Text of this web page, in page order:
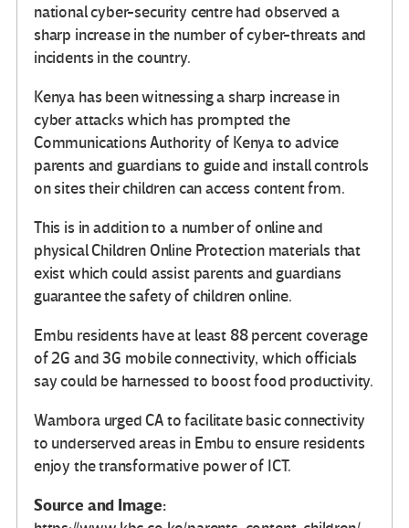
national cyber-security centre had observed a
sharp increase in the number of cyber-threats and
incidents in the country.
Kenya has been witnessing a sharp increase in
cyber attacks which has prompted the
Communications Authority of Kenya to advice
parents and guardians to guide and install controls
on sites their children can access content from.
This is in addition to a number of online and
physical Children Online Protection materials that
exist which could assist parents and guardians
guarantee the safety of children online.
Embu residents have at least 88 percent coverage
of 2G and 3G mobile connectivity, which officials
say could be harnessed to boost food productivity.
Wambora urged CA to facilitate basic connectivity
to underserved areas in Embu to ensure residents
enjoy the transformative power of ICT.
Source and Image: